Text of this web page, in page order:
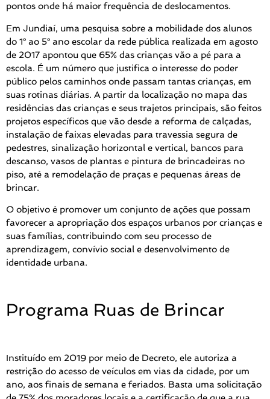
pontos onde há maior frequência de deslocamentos.
Em Jundiaí, uma pesquisa sobre a mobilidade dos alunos
do 1° ao 5° ano escolar da rede pública realizada em agosto
de 2017 apontou que 65% das crianças vão a pé para a
escola. É um número que justifica o interesse do poder
público pelos caminhos onde passam tantas crianças, em
suas rotinas diárias. A partir da localização no mapa das
residências das crianças e seus trajetos principais, são feitos
projetos específicos que vão desde a reforma de calçadas,
instalação de faixas elevadas para travessia segura de
pedestres, sinalização horizontal e vertical, bancos para
descanso, vasos de plantas e pintura de brincadeiras no
piso, até a remodelação de praças e pequenas áreas de
brincar.
O objetivo é promover um conjunto de ações que possam
favorecer a apropriação dos espaços urbanos por crianças e
suas famílias, contribuindo com seu processo de
aprendizagem, convívio social e desenvolvimento de
identidade urbana.
Programa Ruas de Brincar
Instituído em 2019 por meio de Decreto, ele autoriza a
restrição do acesso de veículos em vias da cidade, por um
ano, aos finais de semana e feriados. Basta uma solicitação